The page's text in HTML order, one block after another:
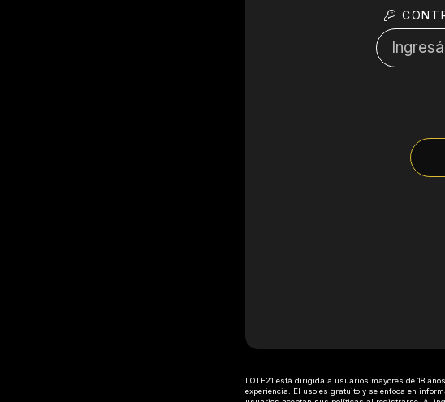
LOTE21 está dirigida a usuarios mayores de 18
experiencia. El uso es gratuito y se enfoca en